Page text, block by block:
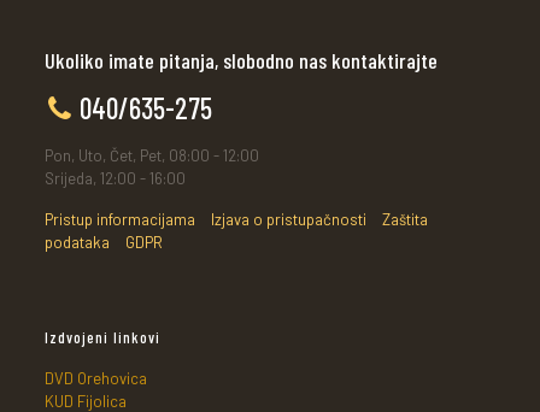
Ukoliko imate pitanja, slobodno nas kontaktirajte
040/635-275
Pon, Uto, Čet, Pet, 08:00 - 12:00
Srijeda, 12:00 - 16:00
Pristup informacijama Izjava o pristupačnosti
Zaštita
podataka
GDPR
Izdvojeni linkovi
DVD Orehovica
KUD Fijolica